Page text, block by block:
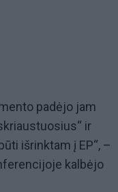
padėjo jam
ir
išrinktam į EP“, –
kalbėjo